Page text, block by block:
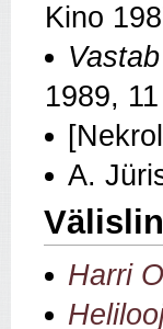
Kino
1989, 11
A.
Harri